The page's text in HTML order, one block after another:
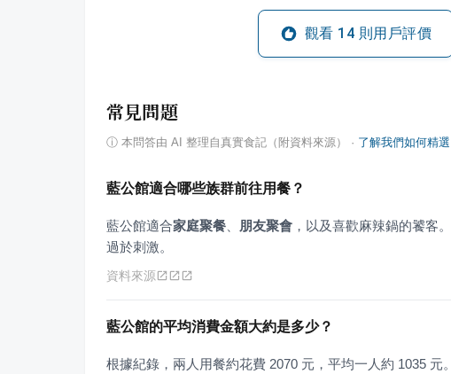
觀看 14 則用戶評價
常見問題
ⓘ 本問答由 AI 整理自真實食記（附資料來源） · 了解我們如何精選
藍公館適合哪些族群前往用餐？
藍公館適合家庭聚餐 朋友聚會 ，以及喜歡麻辣鍋的饕客
過於刺激。
資料來源
藍公館的平均消費金額大約是多少？
根據紀錄，兩人用餐約花費 2070 元，平均一人約 1035